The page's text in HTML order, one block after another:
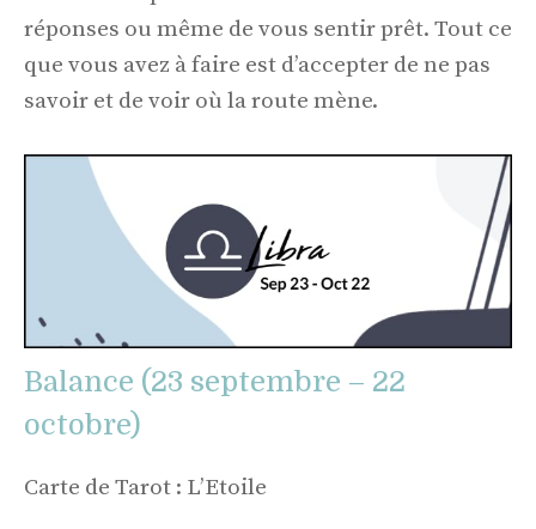
réponses ou même de vous sentir prêt. Tout ce
que vous avez à faire est d’accepter de ne pas
savoir et de voir où la route mène.
Balance (23 septembre – 22
octobre)
Carte de Tarot : L’Etoile